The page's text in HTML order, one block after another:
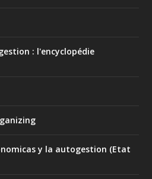
: l'encyclopédie
y la autogestion (Etat